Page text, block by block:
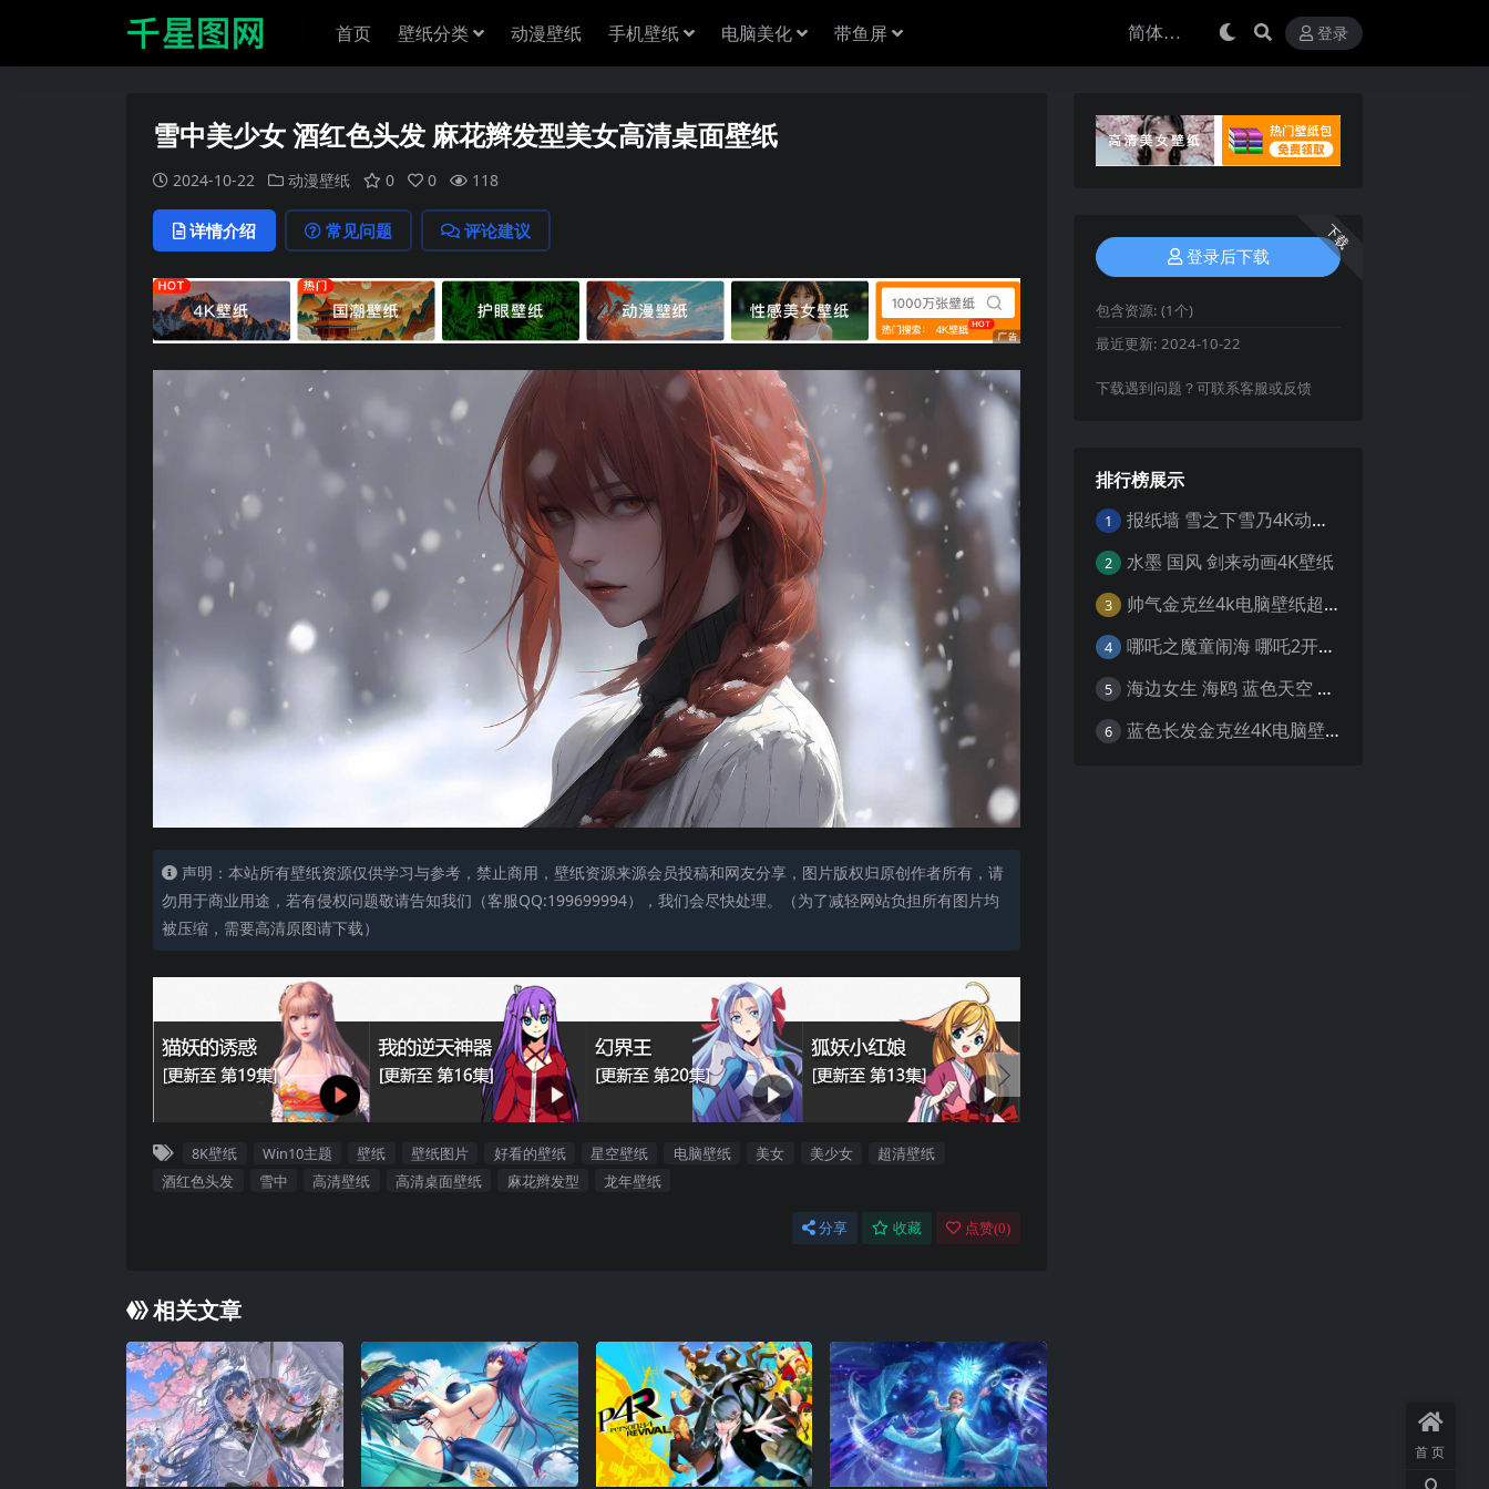
首页 壁纸分类 动漫壁纸 手机壁纸 电脑美化 带鱼屏 登录
雪中美少女 酒红色头发 麻花辫发型美女高清桌面壁纸
2024-10-22 动漫壁纸 0 0 118
详情介绍 常见问题 评论建议
声明：本站所有壁纸资源仅供学习与参考，禁止商用，壁纸资源来源会员投稿和网友分享，图片版权归原创作者所有，请
勿用于商业用途，若有侵权问题敬请告知我们（客服QQ:199699994），我们会尽快处理。（为了减轻网站负担所有图片均
被压缩，需要高清原图请下载）
8K壁纸 Win10主题 壁纸 壁纸图片 好看的壁纸 星空壁纸 电脑壁纸 美女 美少女
超清壁纸
酒红色头发
雪中 高清壁纸 高清桌面壁纸 麻花辫发型 龙年壁纸
分享 收藏 点赞(0)
相关文章
下载
登录后下载
包含资源: (1个)
最近更新: 2024-10-22
下载遇到问题？可联系客服或反馈
排行榜展示
1 报纸墙 雪之下雪乃4K动漫壁纸
2 水墨 国风 剑来动画4K壁纸
3 帅气金克丝4k电脑壁纸超清
4 哪吒之魔童闹海 哪吒2开场4K壁纸
5 海边女生 海鸥 蓝色天空 4K壁纸
6 蓝色长发金克丝4K电脑壁纸
首页